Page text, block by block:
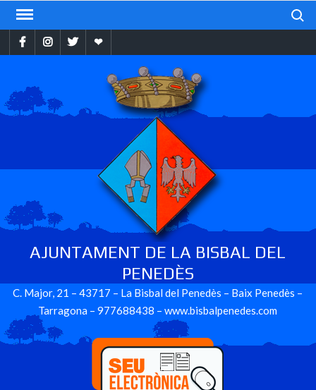
Skip
contentFacebookInstragram
TwitterEbando
AJUNTAMENT DE LA BISBAL DEL
PENEDÈS
C. Major, 21 – 43717 – La Bisbal del Penedès – Baix Penedès –
Tarragona – 977688438 – www.bisbalpenedes.com